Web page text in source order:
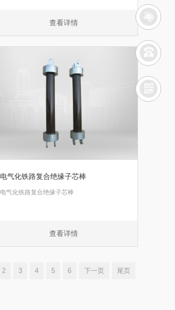
查看详情
电气化铁路复合绝缘子芯棒
电气化铁路复合绝缘子芯棒
查看详情
2 3 4 5 6 下一页 尾页